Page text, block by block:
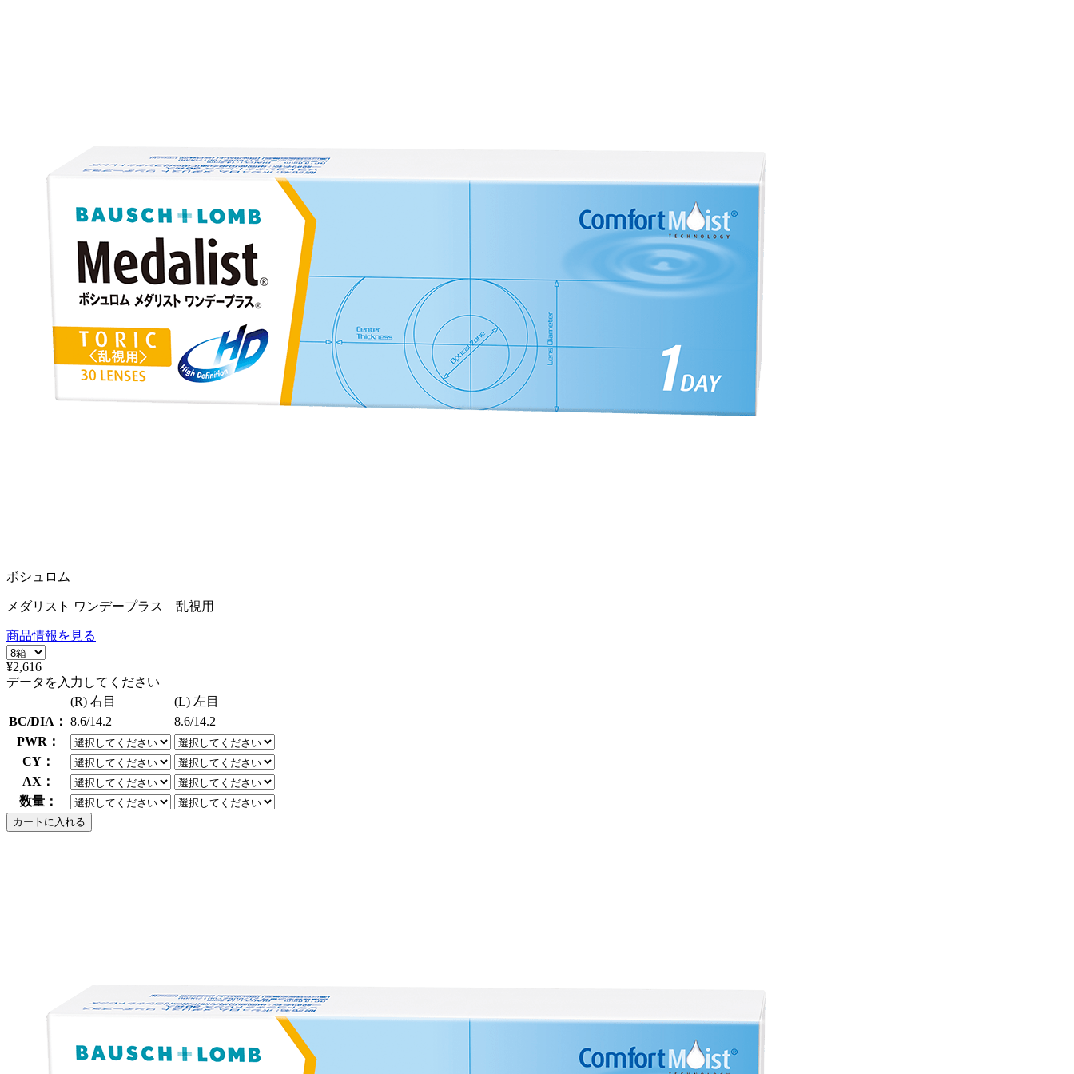
ボシュロム
メダリスト ワンデープラス 乱視用
商品情報を見る
¥2,616
データを入力してください
(R) 右目
(L) 左目
BC/DIA： 8.6/14.2
8.6/14.2
PWR：
CY：
AX：
数量：
カートに入れる